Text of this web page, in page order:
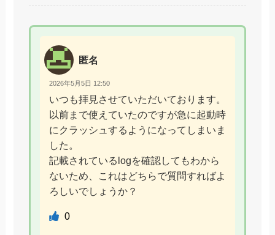
匿名
2026年5月5日 12:50
いつも拝見させていただいております。
以前まで使えていたのですが急に起動時
にクラッシュするようになってしまいま
した。
記載されているlogを確認してもわから
ないため、これはどちらで質問すればよ
ろしいでしょうか？
0